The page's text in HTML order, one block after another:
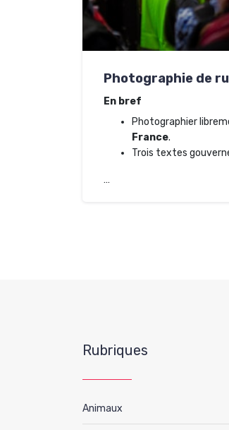
Photographie de
En bref
Photographier
France.
Trois textes
…
Rubriques
Animaux